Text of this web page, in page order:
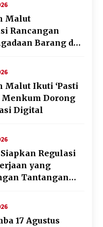
Malut
Rancangan
Barang dan
Malut Ikuti ‘Pasti
Menkum Dorong
Digital
Regulasi
yang
Tantangan
17 Agustus